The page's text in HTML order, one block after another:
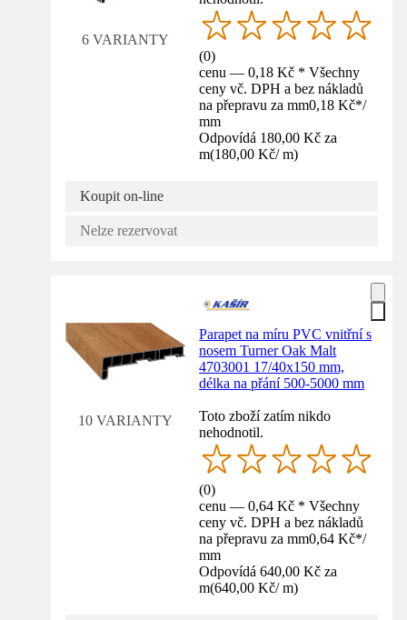
6 VARIANTY
(0)
cenu — 0,18 Kč * Všechny
ceny vč. DPH a bez nákladů
na přepravu za mm0,18 Kč*/
mm
Odpovídá 180,00 Kč za
m(180,00 Kč/ m)
Koupit on-line
Nelze rezervovat
10 VARIANTY
Parapet na míru PVC vnitřní s
nosem Turner Oak Malt
4703001 17/40x150 mm,
délka na přání 500-5000 mm
Toto zboží zatím nikdo
nehodnotil.
(0)
cenu — 0,64 Kč * Všechny
ceny vč. DPH a bez nákladů
na přepravu za mm0,64 Kč*/
mm
Odpovídá 640,00 Kč za
m(640,00 Kč/ m)